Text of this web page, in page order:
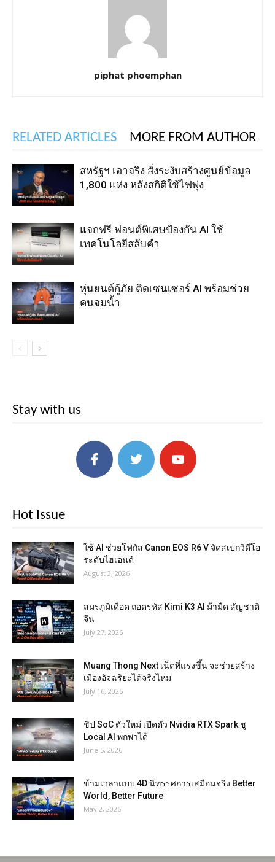
piphat phoemphan
RELATED ARTICLES MORE FROM AUTHOR
สหรัฐฯ เอาจริง สั่งระงับสร้างศูนย์ข้อมูล
1,800 แห่ง หลังสถิติใช้ไฟพุ่ง
แจกฟรี ฟอนต์พิเศษป้องกัน AI ใช้
เทคโนโลยีสลับคำ
หุ่นยนต์กู้ภัย ติดเซนเซอร์ AI พร้อมช่วย
คนจมน้ำ
Stay with us
Hot Issue
ใช้ AI ช่วยโฟกัส Canon EOS R6 V จัดสเปกวิดีโอ
ระดับไฮเอนด์
August 3, 2026
สมรภูมิเดือด ถอดรหัส Kimi K3 AI ม้ามืด สัญชาติ
จีน
July 27, 2026
Muang Thong Next เน็ตที่แรงขึ้น จะช่วยสร้าง
เมืองอัจฉริยะได้จริงไหม
July 16, 2026
ชิป SoC ตัวใหม่ เปิดตัว Nvidia RTX Spark ชู
Local AI พกพาได้
June 5, 2026
ข้ามเวลาแบบ 4D นิทรรศการเสมือนจริง Better
World, Better Future
May 2, 2026